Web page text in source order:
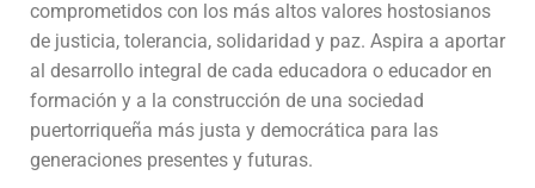
comprometidos con los más altos valores hostosianos
de justicia, tolerancia, solidaridad y paz. Aspira a aportar
al desarrollo integral de cada educadora o educador en
formación y a la construcción de una sociedad
puertorriqueña más justa y democrática para las
generaciones presentes y futuras.